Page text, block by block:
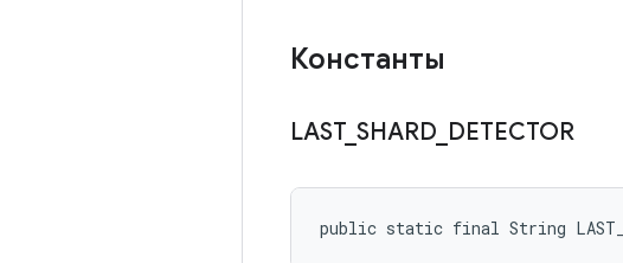
Константы
LAST_ SHARD DETECTOR
public static final String